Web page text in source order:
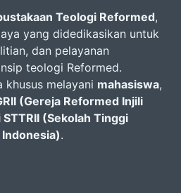
Teologi Reformed,
yang didedikasikan untuk
dan pelayanan
teologi Reformed.
khusus melayani mahasiswa,
(Gereja Reformed Injili
(Sekolah Tinggi
.